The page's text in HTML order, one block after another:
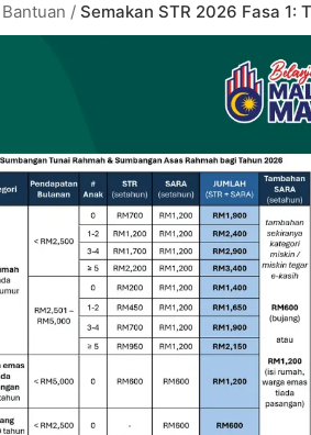
Bantuan / Semakan STR 2026 Fasa 1: